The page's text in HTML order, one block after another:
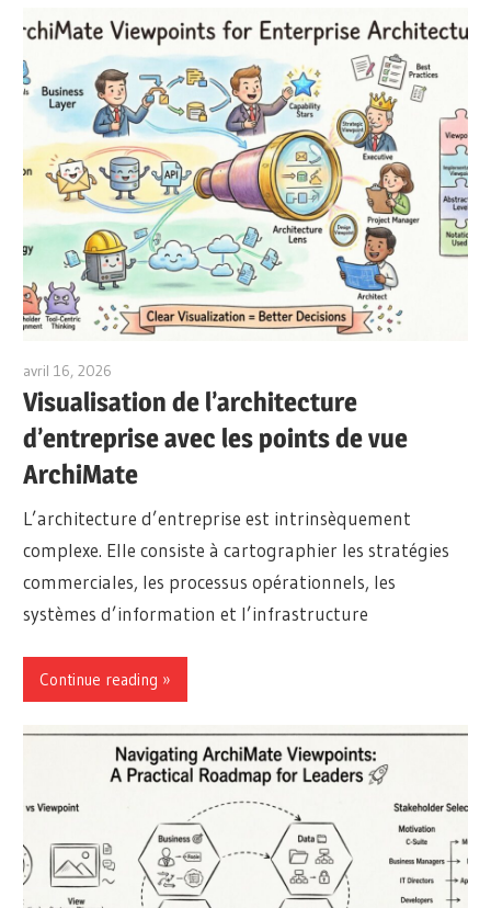
avril 16, 2026
Visualisation de l’architecture
d’entreprise avec les points de vue
ArchiMate
L’architecture d’entreprise est intrinsèquement
complexe. Elle consiste à cartographier les stratégies
commerciales, les processus opérationnels, les
systèmes d’information et l’infrastructure
Continue reading